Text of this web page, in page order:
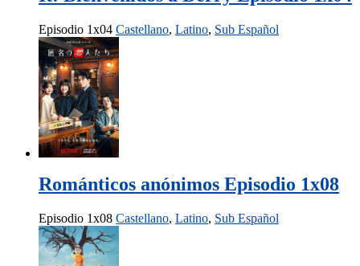
Episodio 1x04 Castellano, Latino, Sub Español
Románticos anónimos Episodio 1x08
Episodio 1x08 Castellano, Latino, Sub Español